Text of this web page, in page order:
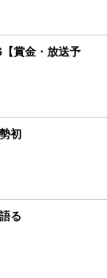
賞金・放送予
初
る